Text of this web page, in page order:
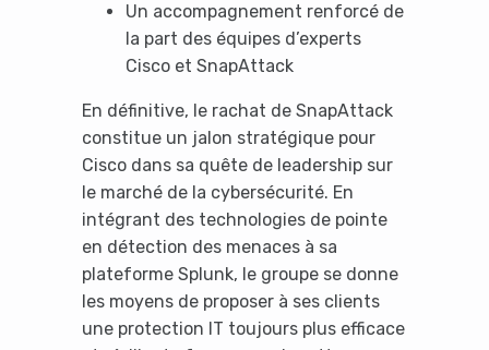
Un accompagnement renforcé de
la part des équipes d’experts
Cisco et SnapAttack
En définitive, le rachat de SnapAttack
constitue un jalon stratégique pour
Cisco dans sa quête de leadership sur
le marché de la cybersécurité. En
intégrant des technologies de pointe
en détection des menaces à sa
plateforme Splunk, le groupe se donne
les moyens de proposer à ses clients
une protection IT toujours plus efficace
It looks like you're
using an ad-blocker!